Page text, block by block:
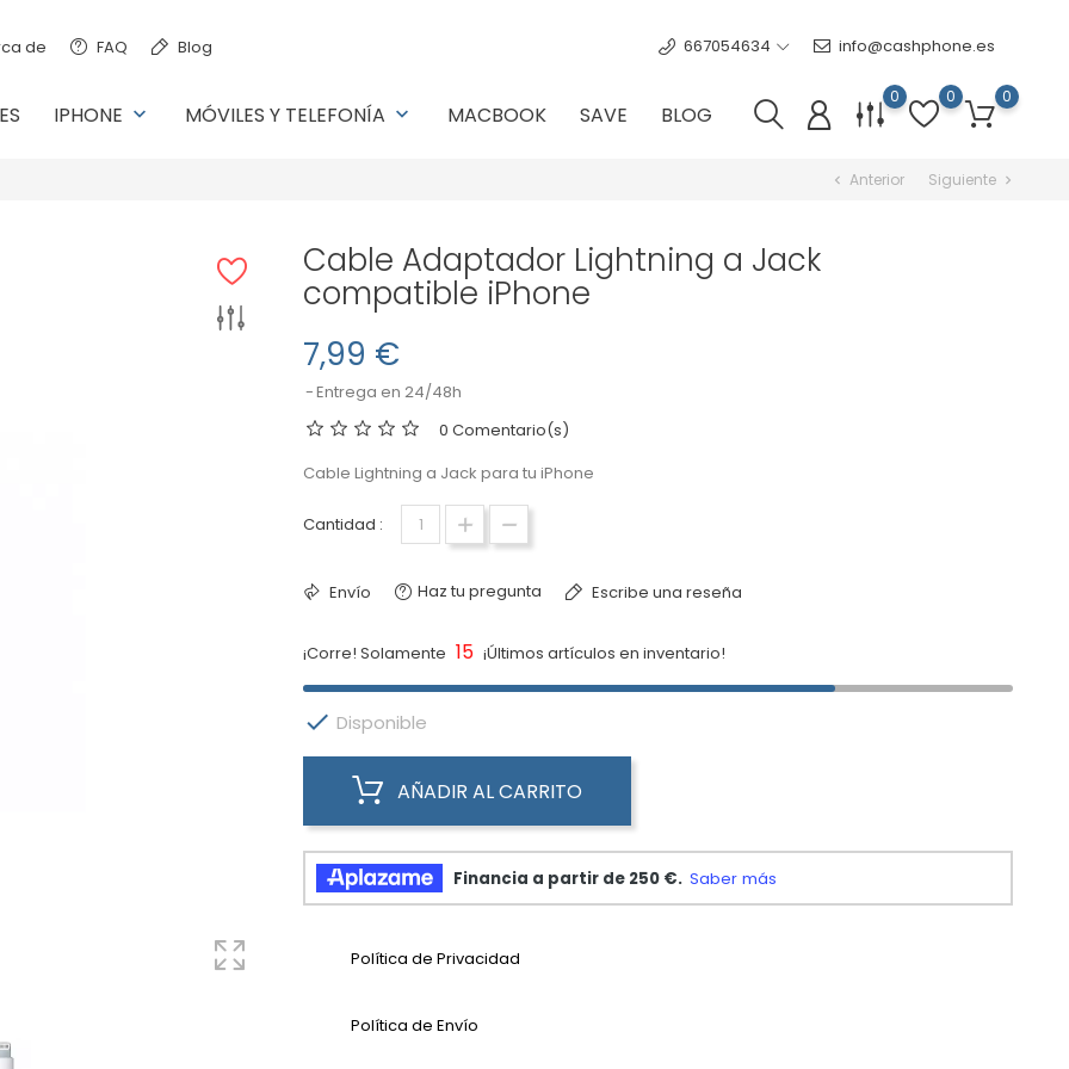
de FAQ Blog 667054634 info@cashphone.es
IPHONE keyboard_arrow_down MÓVILES Y TELEFONÍA keyboard_arrow_down MACBOOK SAVE BLOG
0
0
0
chevron_left Anterior Siguiente chevron_right
Cable Adaptador Lightning a Jack
compatible iPhone
7,99 €
Entrega en 24/48h
0 Comentario(s)
Cable Lightning a Jack para tu iPhone
Cantidad :
Envío Haz tu pregunta Escribe una reseña
¡Corre! Solamente 15 ¡Últimos artículos en inventario!
 Disponible
AÑADIR AL CARRITO
Política de Privacidad
Política de Envío